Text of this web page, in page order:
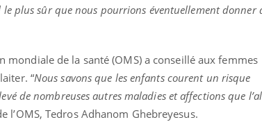
plus sûr que nous pourrions éventuellement donner
mondiale de la santé (OMS) a conseillé aux femmes
“Nous savons que les enfants courent un risque
de nombreuses autres maladies et affections que
l’OMS, Tedros Adhanom Ghebreyesus.